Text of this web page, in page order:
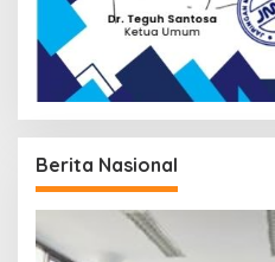
Berita Nasional